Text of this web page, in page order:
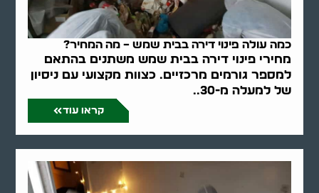
כמה עולה פינוי דירה בבית שמש – מה המחיר?
מחירי פינוי דירה בבית שמש משתנים בהתאם
למספר גורמים מרכזיים. כצוות מקצועי עם ניסיון
של למעלה מ-30..
קראו עוד